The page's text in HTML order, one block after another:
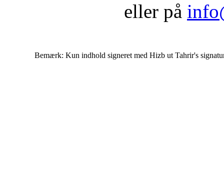
eller på
Bemærk: Kun indhold signeret med Hizb ut Tahrir's